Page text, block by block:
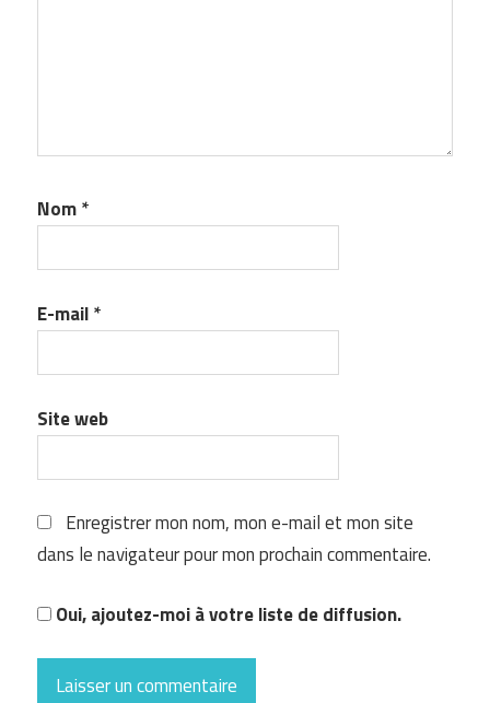
Nom*
E-mail*
Site web
Enregistrer mon nom, mon e-mail et mon site
dans le navigateur pour mon prochain commentaire.
Oui, ajoutez-moi à votre liste de diffusion.